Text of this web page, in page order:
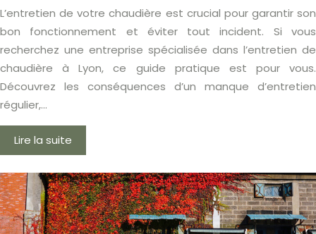
L’entretien de votre chaudière est crucial pour garantir son
bon fonctionnement et éviter tout incident. Si vous
recherchez une entreprise spécialisée dans l’entretien de
chaudière à Lyon, ce guide pratique est pour vous.
Découvrez les conséquences d’un manque d’entretien
régulier,…
Lire la suite